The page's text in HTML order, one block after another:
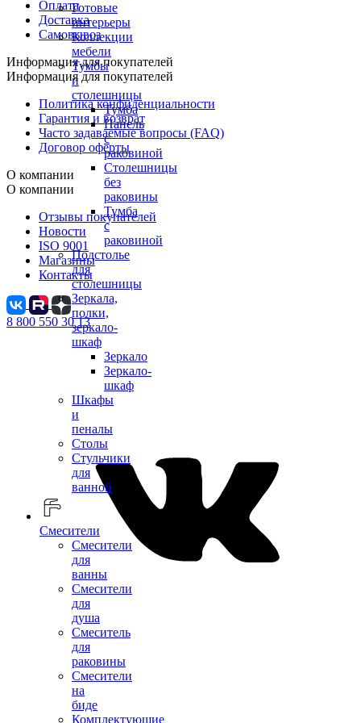
Готовые
интерьеры
Коллекции
мебели
Тумбы
и
столешницы
Тумба
Панель
с
раковиной
Столешницы
без
раковины
Тумба
с
раковиной
Подстолье
для
столешницы
Зеркала,
полки,
зеркало-
шкаф
Зеркало
Зеркало-
шкаф
Шкафы
и
пеналы
Столы
Стульчики
для
ванной
Смесители
Смесители
для
ванны
Смесители
для
душа
Смеситель
для
раковины
Смесители
на
биде
Комплектующие
Оплата
Доставка
Самовывоз
Информация для покупателей
Информация для покупателей
Политика конфиденциальности
Гарантия и возврат
Часто задаваемые вопросы (FAQ)
Договор оферты
О компании
О компании
Отзывы покупателей
Новости
ISO 9001
Магазины
Контакты
8 800 550 30 13